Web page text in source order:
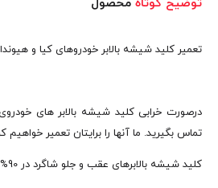
توضیح کوتاه محصول
تعمیر کلید شیشه بالابر خودروهای کیا و
درصورت خرابی کلید شیشه بالابر های
تماس بگیرید. ما آنها را برایتان تعمیر خواهیم
کلید شیشه بالابرهای عقب و جلو شاگرد در 90%​ موارد تعمیر میشوند.